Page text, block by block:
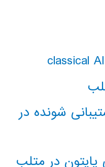
شونده در
پایتون در متلب